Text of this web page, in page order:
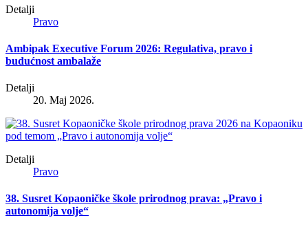
Detalji
Pravo
Ambipak Executive Forum 2026: Regulativa, pravo i
budućnost ambalaže
Detalji
20. Maj 2026.
Detalji
Pravo
38. Susret Kopaoničke škole prirodnog prava: „Pravo i
autonomija volje“